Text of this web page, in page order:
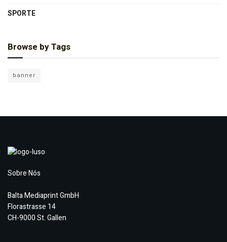
SPORTE
Browse by Tags
banner
Sobre Nós
Balta Mediaprint GmbH
Florastrasse 14
CH-9000 St. Gallen